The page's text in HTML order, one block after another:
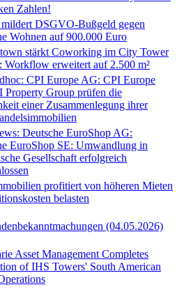
Zahlen!
DSGVO-Bußgeld gegen
Wohnen auf 900.000 Euro
stärkt Coworking im City Tower
Workflow erweitert auf 2.500 m²
CPI Europe AG: CPI Europe
Property Group prüfen die
einer Zusammenlegung ihrer
Deutsche EuroShop AG:
EuroShop SE: Umwandlung in
Gesellschaft erfolgreich
profitiert von höheren Mieten
belasten
(04.05.2026)
Asset Management Completes
of IHS Towers' South American